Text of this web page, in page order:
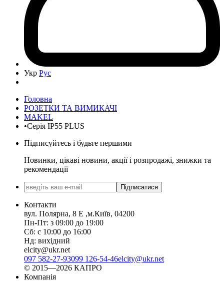
Укр Рус
Головна
РОЗЕТКИ ТА ВИМИКАЧІ
MAKEL
•Серія IP55 PLUS
Підписуйтесь і будьте першими
Новинки, цікаві новини, акції і розпродажі, знижки та
рекомендації
Підписатися
Контакти
вул. Полярна, 8 Е ,м.Київ, 04200
Пн-Пт: з 09:00 до 19:00
Сб: с 10:00 до 16:00
Нд: вихідний
elcity@ukr.net
097 582-27-93099 126-54-46elcity@ukr.net
© 2015—2026 КАПРО
Компанія